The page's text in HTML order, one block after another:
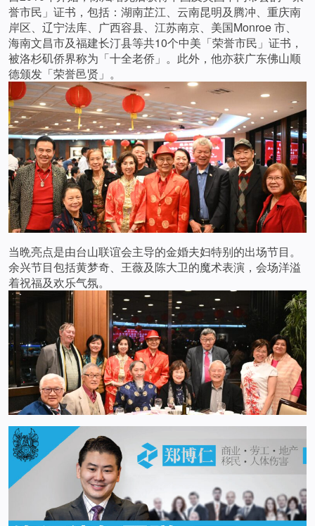
誉市民」证书，包括：湖南芷江、云南昆明及腾冲、重庆南
岸区、辽宁法库、广西容县、江苏南京、美国Monroe 市、
海南文昌市及福建长汀县等共10个中美「荣誉市民」证书，
被洛杉矶侨界称为「十全老侨」。此外，他亦获广东佛山顺
德颁发「荣誉邑贤」。
当晩亮点是由台山联谊会主导的金婚夫妇特别的出场节目。
余兴节目包括黄梦奇、王薇及陈大卫的魔术表演，会场洋溢
着祝福及欢乐气氛。